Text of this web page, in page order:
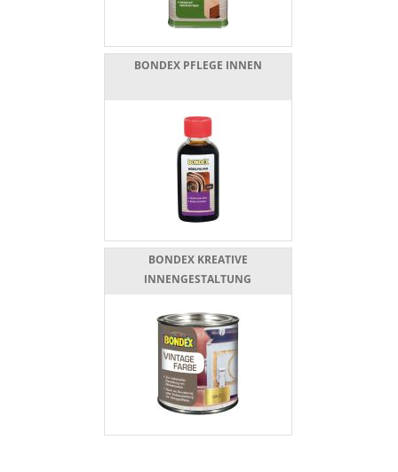
BONDEX PFLEGE INNEN
BONDEX KREATIVE
INNENGESTALTUNG